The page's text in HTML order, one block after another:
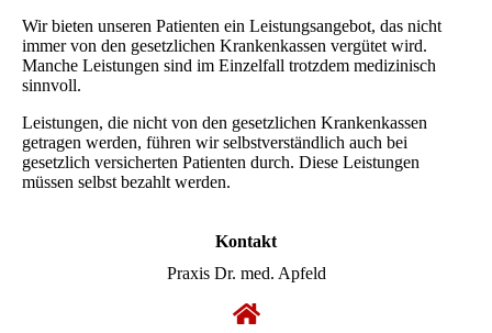
Wir bieten unseren Patienten ein Leistungsangebot, das nicht
immer von den gesetzlichen Krankenkassen vergütet wird.
Manche Leistungen sind im Einzelfall trotzdem medizinisch
sinnvoll.
Leistungen, die nicht von den gesetzlichen Krankenkassen
getragen werden, führen wir selbstverständlich auch bei
gesetzlich versicherten Patienten durch. Diese Leistungen
müssen selbst bezahlt werden.
Kontakt
Praxis Dr. med. Apfeld